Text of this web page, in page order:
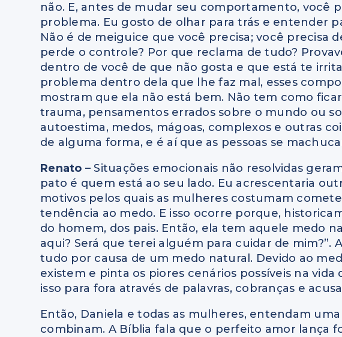
não. E, antes de mudar seu comportamento, você
problema. Eu gosto de olhar para trás e entender
Não é de meiguice que você precisa; você precisa
perde o controle? Por que reclama de tudo?
dentro de você de que não gosta e que está te
problema dentro dela que lhe faz mal, esses
mostram que ela não está bem. Não tem como
trauma, pensamentos errados sobre o mundo ou
autoestima, medos, mágoas, complexos e outras
de alguma forma, e é aí que as pessoas se
Renato – Situações emocionais não resolvidas
pato é quem está ao seu lado. Eu acrescentaria
motivos pelos quais as mulheres costumam
tendência ao medo. E isso ocorre porque,
do homem, dos pais. Então, ela tem aquele medo
aqui? Será que terei alguém para cuidar de
tudo por causa de um medo natural. Devido ao
existem e pinta os piores cenários possíveis na vida
isso para fora através de palavras, cobranças e
Então, Daniela e todas as mulheres, entendam
combinam. A Bíblia fala que o perfeito amor lança